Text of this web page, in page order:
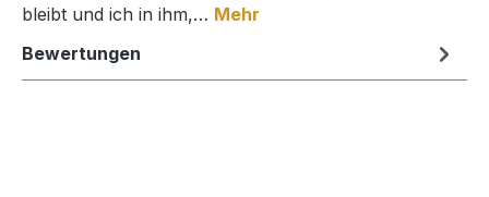
bleibt und ich in ihm,… Mehr
Bewertungen